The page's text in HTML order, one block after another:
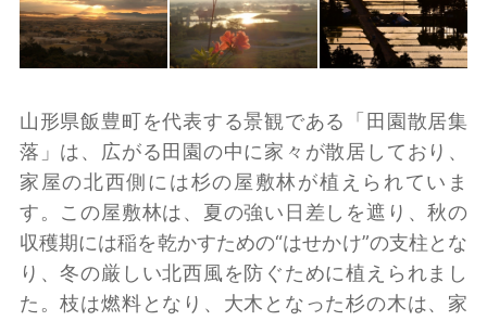
山形県飯豊町を代表する景観である「田園散居集
落」は、広がる田園の中に家々が散居しており、
家屋の北西側には杉の屋敷林が植えられていま
す。この屋敷林は、夏の強い日差しを遮り、秋の
収穫期には稲を乾かすための“はせかけ”の支柱とな
り、冬の厳しい北西風を防ぐために植えられまし
た。枝は燃料となり、大木となった杉の木は、家